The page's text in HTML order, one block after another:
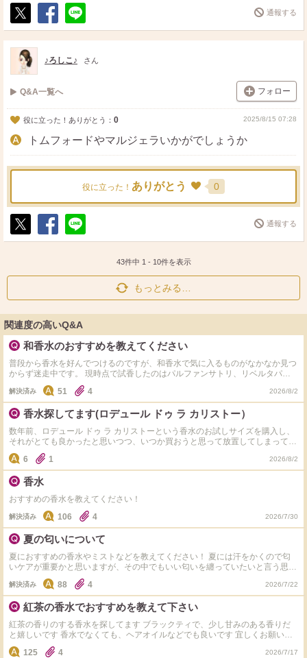
ポ
ス
ト
シ
ェ
送
る
通報する
♪ろしこ♪ さん
Q&A一覧へ フォロー
役に立った！ありがとう： 0 2025/8/15 07:28
トムフォードやマルジェラいかがでしょうか
役に立った！ ありがとう 0
ポ
シ
送
通報する
43件中 1 - 10件を表示
もっとみる…
関連度の高いQ&A
和香水のおすすめを教えてください
普段から香水を好んでつけるのですが、和香水で気に入るものがなかなか見つ
からず迷走中です。 現時点で試香したのはパルファンサトリ、リベルタパフ
ューム、破天荒、ジェイセント、KITOWA、武蔵野ワークス、canomaあたり
です。 もし上記ブランド以外でも使っているものがあるよ！という方はぜひ
教えてください(^ ^)
解決済み 51 4 2026/8/2
香水探してます(ロデュール ドゥ ラ カリストー）
数年前、ロデュール ドゥ ラ カリストーという香水のお試しサイズを購入し、
それがとても良かったと思いつつ、いつか買おうと思って放置してしまってい
ました。 先程調べたところ、ホームページは乗っ取られている？ようで、メ
ルカリなどにも出品はなく、販売している場所にたどり着けません。 どなた
か、この香水が今どこで買えるかご存知の方がいれば教えていただきたいで
す。 また、もし買えないのであれば、その理由と、似ている香水なども教え
ていただけると嬉しいです♪
6 1 2026/8/2
香水
おすすめの香水を教えてください！
解決済み 106 4 2026/7/30
夏の匂いについて
夏におすすめの香水やミストなどを教えてください！ 夏には汗をかくので匂
いケアが重要かと思いますが、その中でもいい匂いを纏っていたいと言う思い
があります。
解決済み 88 4 2026/7/22
紅茶の香水でおすすめを教えて下さい
紅茶の香りのする香水を探してます ブラックティで、少し甘みのある香りだ
と嬉しいです 香水でなくても、ヘアオイルなどでも良いです 宜しくお願いし
ます
125 4 2026/7/17